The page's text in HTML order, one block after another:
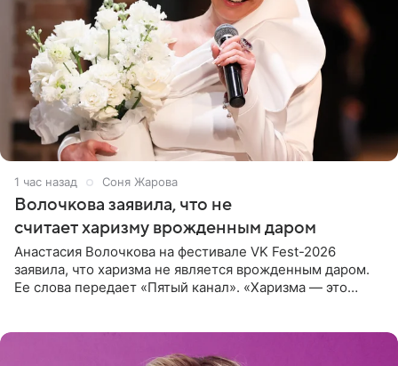
1 час назад Соня Жарова
Волочкова заявила, что не
считает харизму врожденным даром
Анастасия Волочкова на фестивале VK Fest-2026
заявила, что харизма не является врожденным даром.
Ее слова передает «Пятый канал». «Харизма — это